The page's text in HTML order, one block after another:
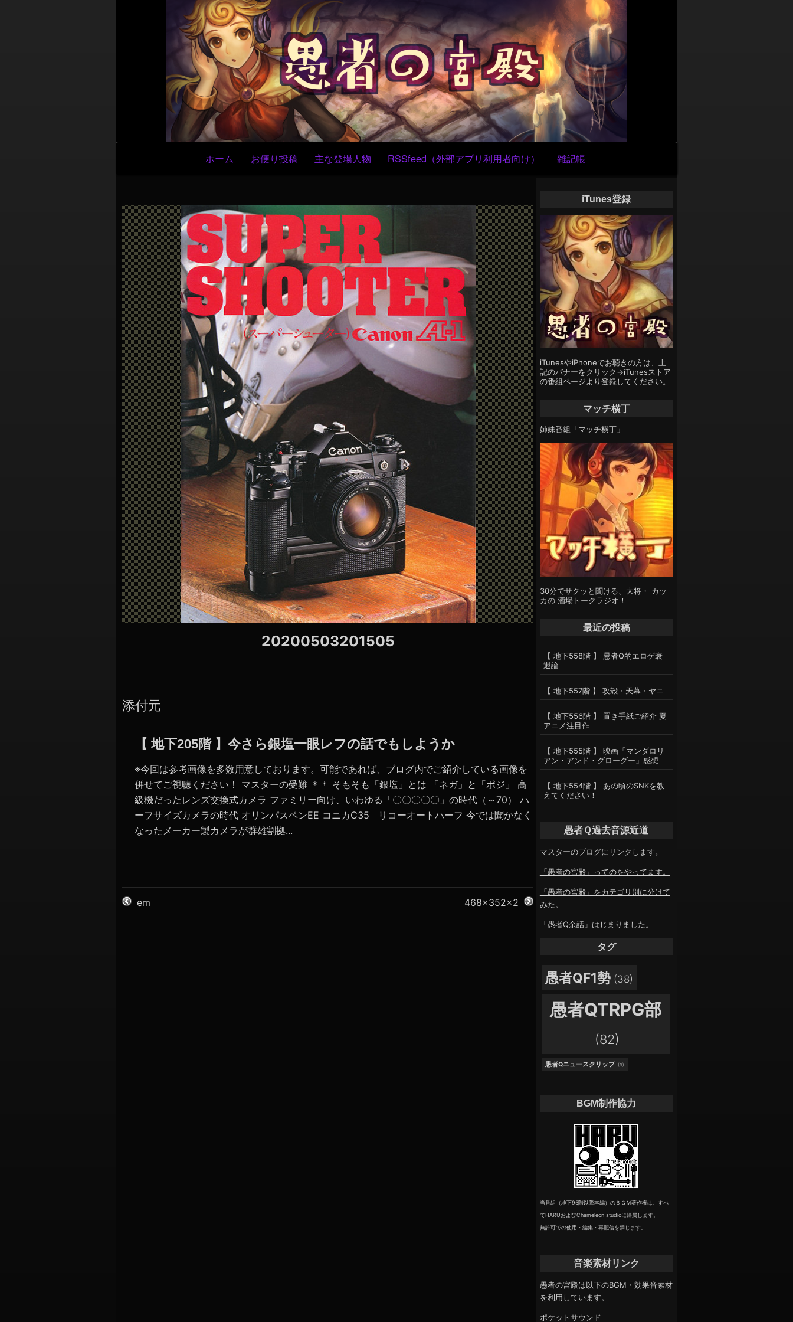
ン
テ
ン
ツ
へ
ス
キ
ッ
プ
ナ
ビ
ゲ
ー
シ
ョ
ン
ホーム お便り投稿 主な登場人物 RSSfeed（外部アプリ利用者向け） 雑記帳
20200503201505
添付元
【 地下205階 】今さら銀塩一眼レフの話でもしようか
※今回は参考画像を多数用意しております。可能であれば、ブログ内でご紹介している画像を
併せてご視聴ください！ マスターの受難 ＊＊ そもそも「銀塩」とは 「ネガ」と「ポジ」 高
級機だったレンズ交換式カメラ ファミリー向け、いわゆる「〇〇〇〇〇」の時代（～70） ハ
ーフサイズカメラの時代 オリンパスペンEE コニカC35 リコーオートハーフ 今では聞かなく
なったメーカー製カメラが群雄割拠...
em 468x352x2
iTunes登録
iTunesやiPhoneでお聴きの方は、上
記のバナーをクリック→iTunesストア
の番組ページより登録してください。
マッチ横丁
姉妹番組「マッチ横丁」
30分でサクッと聞ける、大将・ カッ
カの 酒場トークラジオ！
最近の投稿
【 地下558階 】 愚者Q的エロゲ衰
退論
【 地下557階 】 攻殻・天幕・ヤニ
【 地下556階 】 置き手紙ご紹介 夏
アニメ注目作
【 地下555階 】 映画「マンダロリ
アン・アンド・グローグー」感想
【 地下554階 】 あの頃のSNKを教
えてください！
愚者Ｑ過去音源近道
マスターのブログにリンクします。
「愚者の宮殿」ってのをやってます。
「愚者の宮殿」をカテゴリ別に分けて
みた。
「愚者Q余話」はじまりました。
タグ
愚者QF1勢 (38)
愚者QTRPG部
(82)
愚者Qニュースクリップ (9)
BGM制作協力
当番組（地下95階以降本編）のＢＧＭ著作権は、すべ
てHARUおよびChameleon studioに帰属します。
無許可での使用・編集・再配信を禁じます。
音楽素材リンク
愚者の宮殿は以下のBGM・効果音素材
を利用しています。
ポケットサウンド